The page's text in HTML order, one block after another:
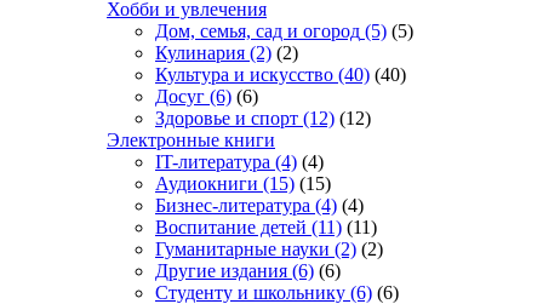
Хобби и увлечения
Дом, семья, сад и огород (5) (5)
Кулинария (2) (2)
Культура и искусство (40) (40)
Досуг (6) (6)
Здоровье и спорт (12) (12)
Электронные книги
IT-литература (4) (4)
Аудиокниги (15) (15)
Бизнес-литература (4) (4)
Воспитание детей (11) (11)
Гуманитарные науки (2) (2)
Другие издания (6) (6)
Студенту и школьнику (6) (6)